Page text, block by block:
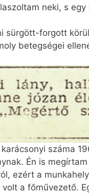
neki, s
forgott
betegségei
száma
Én is
ezért a
a főművezető.